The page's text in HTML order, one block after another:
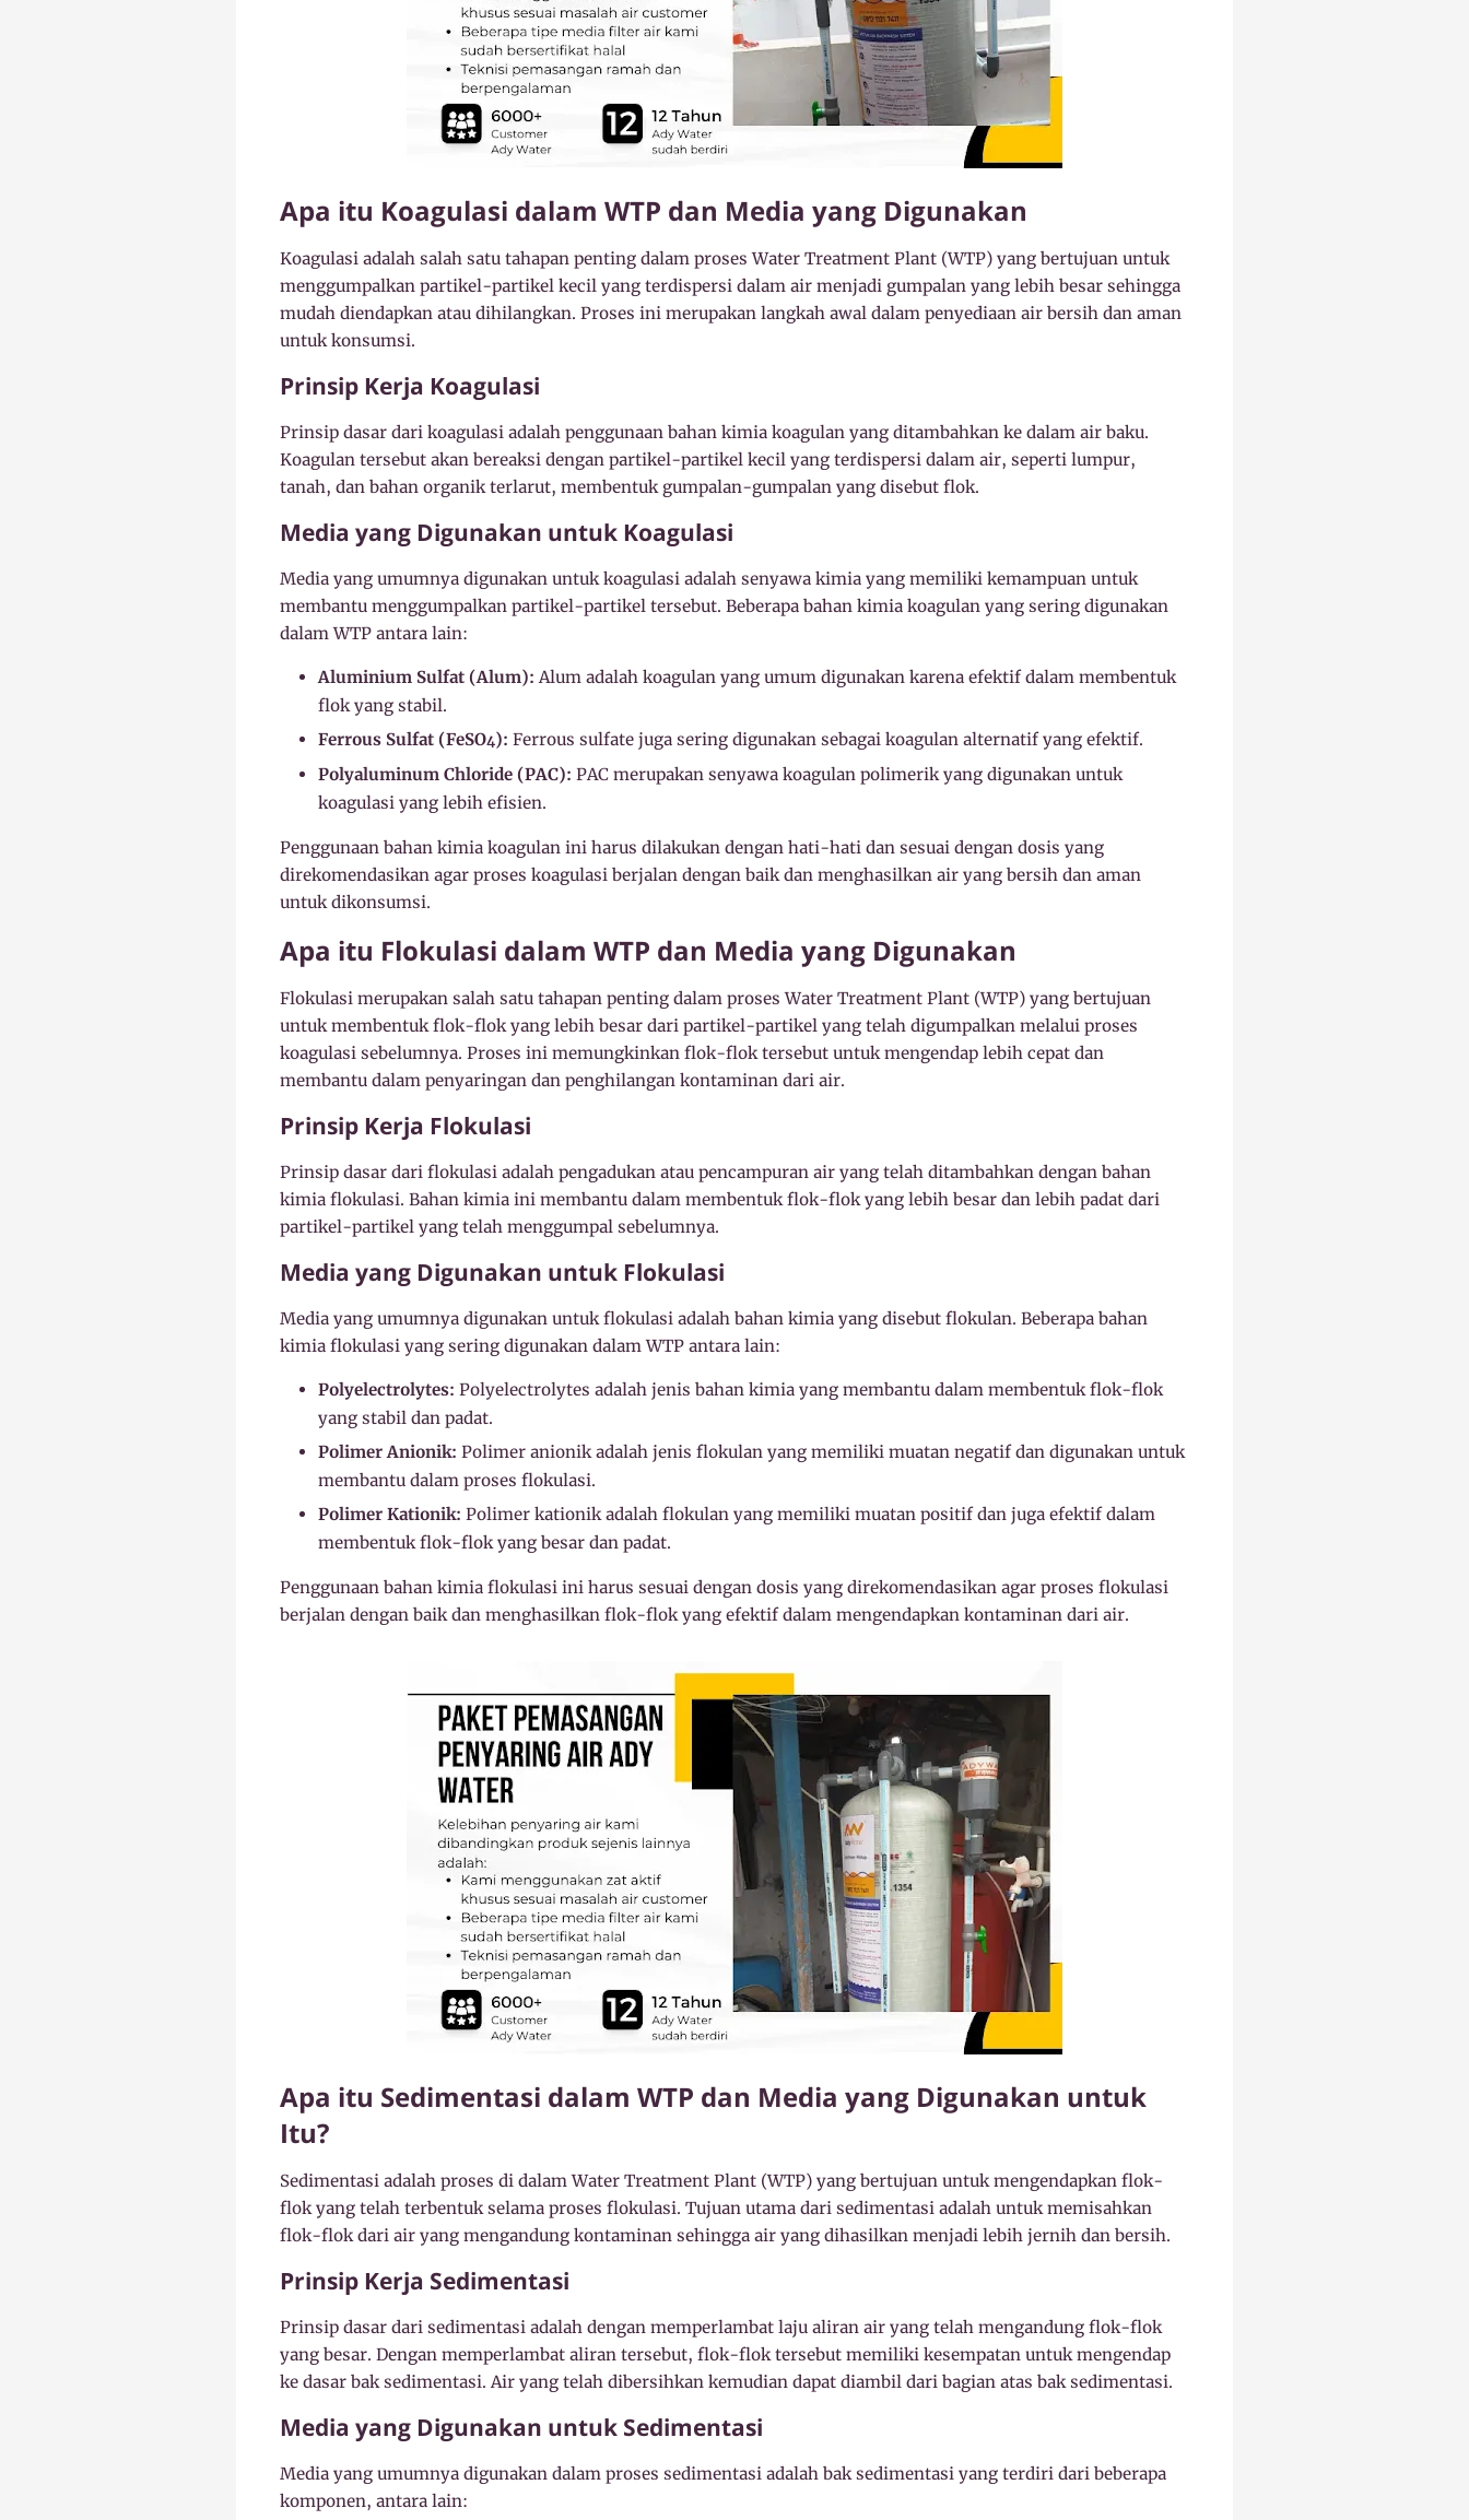
Apa itu Koagulasi dalam WTP dan Media yang Digunakan
Koagulasi adalah salah satu tahapan penting dalam proses Water Treatment Plant (WTP) yang bertujuan untuk
menggumpalkan partikel-partikel kecil yang terdispersi dalam air menjadi gumpalan yang lebih besar sehingga
mudah diendapkan atau dihilangkan. Proses ini merupakan langkah awal dalam penyediaan air bersih dan aman
untuk konsumsi.
Prinsip Kerja Koagulasi
Prinsip dasar dari koagulasi adalah penggunaan bahan kimia koagulan yang ditambahkan ke dalam air baku.
Koagulan tersebut akan bereaksi dengan partikel-partikel kecil yang terdispersi dalam air, seperti lumpur,
tanah, dan bahan organik terlarut, membentuk gumpalan-gumpalan yang disebut flok.
Media yang Digunakan untuk Koagulasi
Media yang umumnya digunakan untuk koagulasi adalah senyawa kimia yang memiliki kemampuan untuk
membantu menggumpalkan partikel-partikel tersebut. Beberapa bahan kimia koagulan yang sering digunakan
dalam WTP antara lain:
Aluminium Sulfat (Alum): Alum adalah koagulan yang umum digunakan karena efektif dalam membentuk
flok yang stabil.
Ferrous Sulfat (FeSO4): Ferrous sulfate juga sering digunakan sebagai koagulan alternatif yang efektif.
Polyaluminum Chloride (PAC): PAC merupakan senyawa koagulan polimerik yang digunakan untuk
koagulasi yang lebih efisien.
Penggunaan bahan kimia koagulan ini harus dilakukan dengan hati-hati dan sesuai dengan dosis yang
direkomendasikan agar proses koagulasi berjalan dengan baik dan menghasilkan air yang bersih dan aman
untuk dikonsumsi.
Apa itu Flokulasi dalam WTP dan Media yang Digunakan
Flokulasi merupakan salah satu tahapan penting dalam proses Water Treatment Plant (WTP) yang bertujuan
untuk membentuk flok-flok yang lebih besar dari partikel-partikel yang telah digumpalkan melalui proses
koagulasi sebelumnya. Proses ini memungkinkan flok-flok tersebut untuk mengendap lebih cepat dan
membantu dalam penyaringan dan penghilangan kontaminan dari air.
Prinsip Kerja Flokulasi
Prinsip dasar dari flokulasi adalah pengadukan atau pencampuran air yang telah ditambahkan dengan bahan
kimia flokulasi. Bahan kimia ini membantu dalam membentuk flok-flok yang lebih besar dan lebih padat dari
partikel-partikel yang telah menggumpal sebelumnya.
Media yang Digunakan untuk Flokulasi
Media yang umumnya digunakan untuk flokulasi adalah bahan kimia yang disebut flokulan. Beberapa bahan
kimia flokulasi yang sering digunakan dalam WTP antara lain:
Polyelectrolytes: Polyelectrolytes adalah jenis bahan kimia yang membantu dalam membentuk flok-flok
yang stabil dan padat.
Polimer Anionik: Polimer anionik adalah jenis flokulan yang memiliki muatan negatif dan digunakan untuk
membantu dalam proses flokulasi.
Polimer Kationik: Polimer kationik adalah flokulan yang memiliki muatan positif dan juga efektif dalam
membentuk flok-flok yang besar dan padat.
Penggunaan bahan kimia flokulasi ini harus sesuai dengan dosis yang direkomendasikan agar proses flokulasi
berjalan dengan baik dan menghasilkan flok-flok yang efektif dalam mengendapkan kontaminan dari air.
Apa itu Sedimentasi dalam WTP dan Media yang Digunakan untuk
Itu?
Sedimentasi adalah proses di dalam Water Treatment Plant (WTP) yang bertujuan untuk mengendapkan flok-
flok yang telah terbentuk selama proses flokulasi. Tujuan utama dari sedimentasi adalah untuk memisahkan
flok-flok dari air yang mengandung kontaminan sehingga air yang dihasilkan menjadi lebih jernih dan bersih.
Prinsip Kerja Sedimentasi
Prinsip dasar dari sedimentasi adalah dengan memperlambat laju aliran air yang telah mengandung flok-flok
yang besar. Dengan memperlambat aliran tersebut, flok-flok tersebut memiliki kesempatan untuk mengendap
ke dasar bak sedimentasi. Air yang telah dibersihkan kemudian dapat diambil dari bagian atas bak sedimentasi.
Media yang Digunakan untuk Sedimentasi
Media yang umumnya digunakan dalam proses sedimentasi adalah bak sedimentasi yang terdiri dari beberapa
komponen, antara lain: